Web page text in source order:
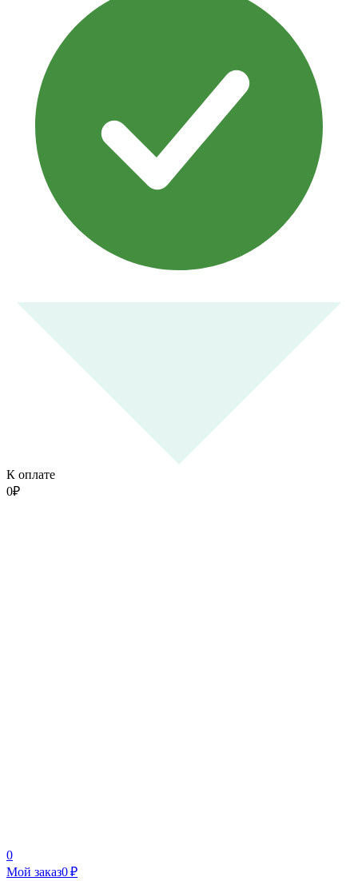
К оплате
0₽
0
Мой заказ0 ₽